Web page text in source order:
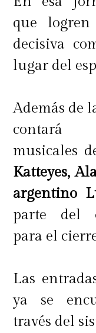
que
decisiva
lugar del
Además de
contará
musicales
Katteyes,
argentino
parte del
para el
Las
ya se
través del